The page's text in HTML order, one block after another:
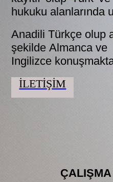
hukuku alanlarında
Anadili Türkçe olup
şekilde Almanca ve
Ingilizce
İLETİŞİM